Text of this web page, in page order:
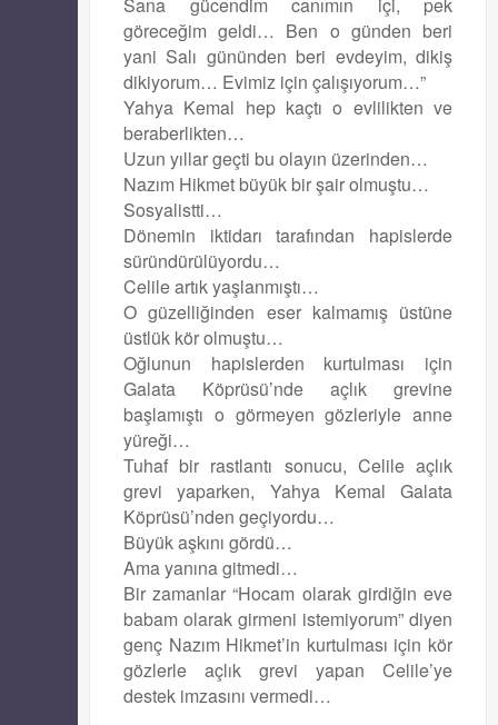
Sana gücendim canımın içi, pek
göreceğim geldi… Ben o günden beri
yani Salı gününden beri evdeyim, dikiş
dikiyorum… Evimiz için çalışıyorum…”
Yahya Kemal hep kaçtı o evlilikten ve
beraberlikten…
Uzun yıllar geçti bu olayın üzerinden…
Nazım Hikmet büyük bir şair olmuştu…
Sosyalistti…
Dönemin iktidarı tarafından hapislerde
süründürülüyordu…
Celile artık yaşlanmıştı…
O güzelliğinden eser kalmamış üstüne
üstlük kör olmuştu…
Oğlunun hapislerden kurtulması için
Galata Köprüsü’nde açlık grevine
başlamıştı o görmeyen gözleriyle anne
yüreği…
Tuhaf bir rastlantı sonucu, Celile açlık
grevi yaparken, Yahya Kemal Galata
Köprüsü’nden geçiyordu…
Büyük aşkını gördü…
Ama yanına gitmedi…
Bir zamanlar “Hocam olarak girdiğin eve
babam olarak girmeni istemiyorum” diyen
genç Nazım Hikmet’in kurtulması için kör
gözlerle açlık grevi yapan Celile’ye
destek imzasını vermedi…